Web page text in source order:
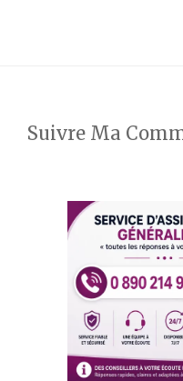
Suivre Ma